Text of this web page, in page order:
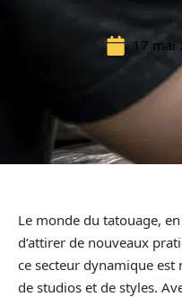
17 mai
Le monde du tatouage,
d’attirer de nouveaux
ce secteur dynamique
de studios et de styles.